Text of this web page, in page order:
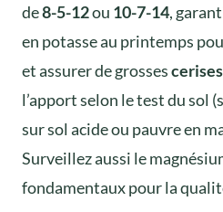
de8-5-12ou 10-7-14,
en potasse au printemps
et assurer de grossescerises
l’apport selon le test du sol
sur sol acide ou pauvre en
Surveillez aussi le
fondamentaux pour la